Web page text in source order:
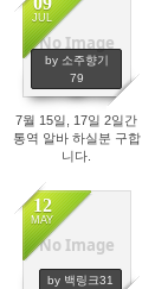
No Image
JUL
by 소주향기
79
1907
7월 15일, 17일 2일간
통역 알바 하실분 구합
니다.
No Image
12
MAY
by 백링크31
1768